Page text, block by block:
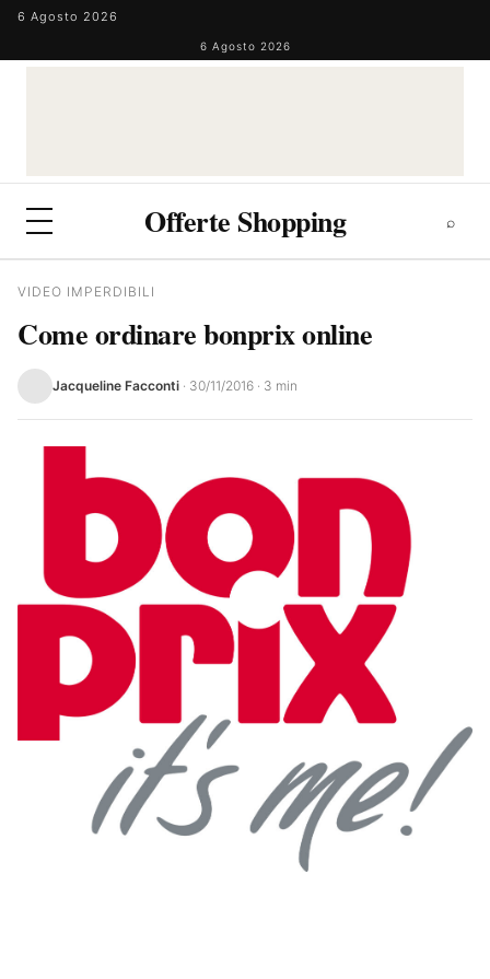
Salta al contenuto
6 Agosto 2026
6 Agosto 2026
Offerte Shopping ⌕
Cerca
VIDEO IMPERDIBILI
Come ordinare bonprix online
Jacqueline Facconti · 30/11/2016 · 3 min